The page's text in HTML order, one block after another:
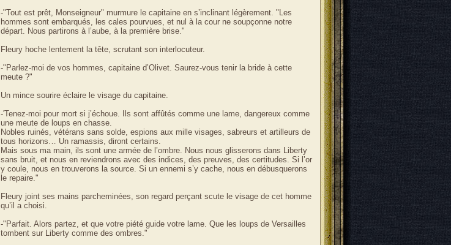
-"Tout est prêt, Monseigneur" murmure le capitaine en s’inclinant légèrement. "Les
hommes sont embarqués, les cales pourvues, et nul à la cour ne soupçonne notre
départ. Nous partirons à l’aube, à la première brise."
Fleury hoche lentement la tête, scrutant son interlocuteur.
-"Parlez-moi de vos hommes, capitaine d’Olivet. Saurez-vous tenir la bride à cette
meute ?"
Un mince sourire éclaire le visage du capitaine.
-'Tenez-moi pour mort si j’échoue. Ils sont affûtés comme une lame, dangereux comme
une meute de loups en chasse.
Nobles ruinés, vétérans sans solde, espions aux mille visages, sabreurs et artilleurs de
tous horizons… Un ramassis, diront certains.
Mais sous ma main, ils sont une armée de l’ombre. Nous nous glisserons dans Liberty
sans bruit, et nous en reviendrons avec des indices, des preuves, des certitudes. Si l’or
y coule, nous en trouverons la source. Si un ennemi s’y cache, nous en débusquerons
le repaire."
Fleury joint ses mains parcheminées, son regard perçant scute le visage de cet homme
qu’il a choisi.
-"Parfait. Alors partez, et que votre piété guide votre lame. Que les loups de Versailles
tombent sur Liberty comme des ombres."